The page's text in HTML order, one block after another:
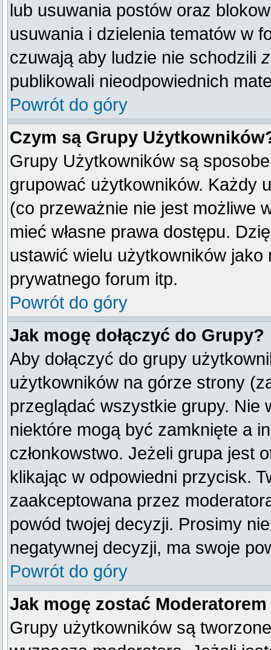
lub usuwania postów oraz
usuwania i dzielenia tematów w
czuwają aby ludzie nie schodzili
publikowali nieodpowiednich
Powrót do góry
Czym są Grupy
Grupy Użytkowników są
grupować użytkowników. Każdy
(co przeważnie nie jest możliwe
mieć własne prawa dostępu.
ustawić wielu użytkowników
prywatnego forum itp.
Powrót do góry
Jak mogę dołączyć do Grupy?
Aby dołączyć do grupy
użytkowników na górze strony
przeglądać wszystkie grupy. Nie
niektóre mogą być zamknięte a
członkowstwo. Jeżeli grupa jest
klikając w odpowiedni przycisk.
zaakceptowana przez
powód twojej decyzji. Prosimy
negatywnej decyzji, ma swoje
Powrót do góry
Jak mogę zostać
Grupy użytkowników są